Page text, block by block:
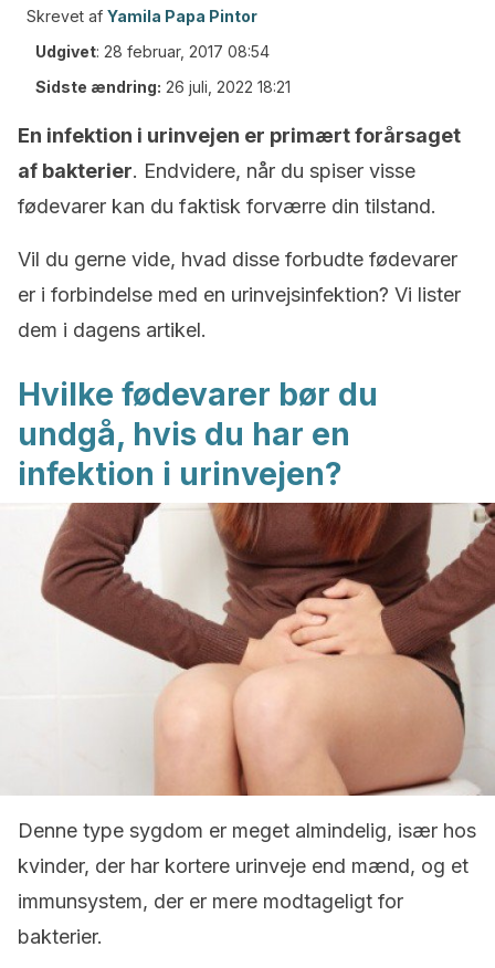
Skrevet af Yamila Papa Pintor
Udgivet: 28 februar, 2017 08:54
Sidste ændring: 26 juli, 2022 18:21
En infektion i urinvejen er primært forårsaget
af bakterier. Endvidere, når du spiser visse
fødevarer kan du faktisk forværre din tilstand.
Vil du gerne vide, hvad disse forbudte fødevarer
er i forbindelse med en urinvejsinfektion? Vi lister
dem i dagens artikel.
Hvilke fødevarer bør du
undgå, hvis du har en
infektion i urinvejen?
Denne type sygdom er meget almindelig, især hos
kvinder, der har kortere urinveje end mænd, og et
immunsystem, der er mere modtageligt for
bakterier.